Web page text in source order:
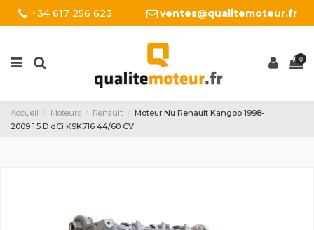
+34 617 256 623 ventes@qualitemoteur.fr
0
Accueil Moteurs Renault
Moteur Nu Renault Kangoo 1998-
2009 1.5 D dCi K9K716 44/60 CV